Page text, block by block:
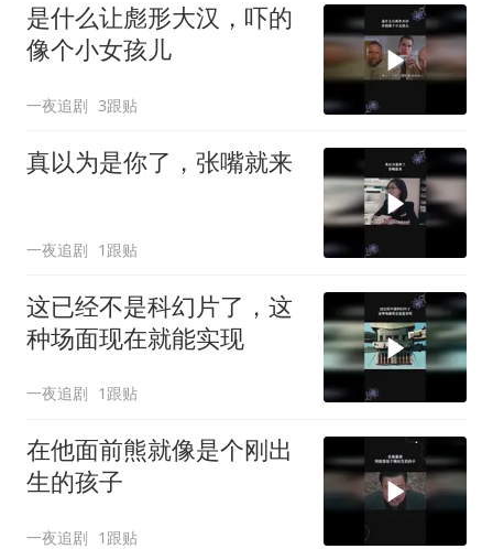
是什么让彪形大汉，吓的
像个小女孩儿
一夜追剧 3跟贴
真以为是你了，张嘴就来
一夜追剧 1跟贴
这已经不是科幻片了，这
种场面现在就能实现
一夜追剧 1跟贴
在他面前熊就像是个刚出
生的孩子
一夜追剧 1跟贴